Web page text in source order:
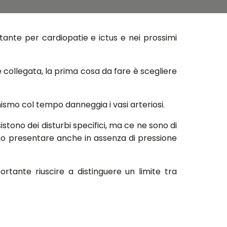
per cardiopatie e ictus e nei prossimi
collegata, la prima cosa da fare è scegliere
col tempo danneggia i vasi arteriosi.
dei disturbi specifici, ma ce ne sono di
presentare anche in assenza di pressione
riuscire a distinguere un limite tra